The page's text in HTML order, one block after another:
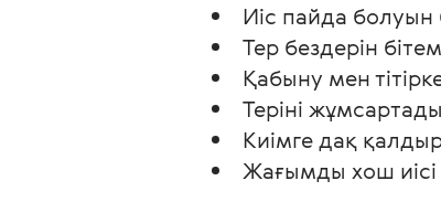
Иіс пайда
Тер бездерін
Қабыну мен
Теріні
Киімге дақ
Жағымды хош иісі